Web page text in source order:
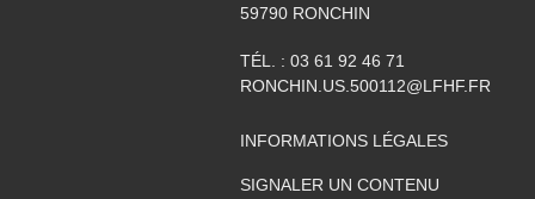
59790 RONCHIN
TÉL. : 03 61 92 46 71
RONCHIN.US.500112@LFHF.FR
INFORMATIONS LÉGALES
SIGNALER UN CONTENU